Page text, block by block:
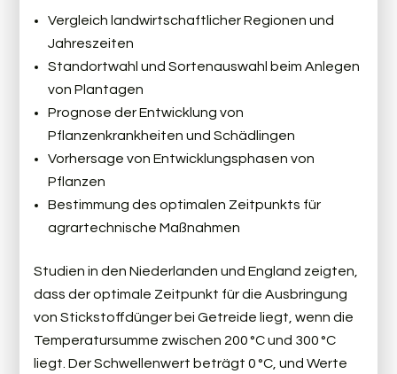
Vergleich landwirtschaftlicher Regionen und
Jahreszeiten
Standortwahl und Sortenauswahl beim Anlegen
von Plantagen
Prognose der Entwicklung von
Pflanzenkrankheiten und Schädlingen
Vorhersage von Entwicklungsphasen von
Pflanzen
Bestimmung des optimalen Zeitpunkts für
agrartechnische Maßnahmen
Studien in den Niederlanden und England zeigten,
dass der optimale Zeitpunkt für die Ausbringung
von Stickstoffdünger bei Getreide liegt, wenn die
Temperatursumme zwischen 200 °C und 300 °C
liegt. Der Schwellenwert beträgt 0 °C, und Werte